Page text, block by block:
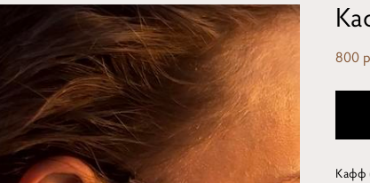
800
Кафф